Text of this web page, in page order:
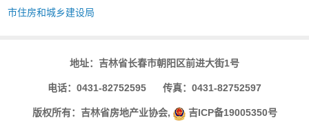
市住房和城乡建设局
地址：吉林省长春市朝阳区前进大街1号
电话：0431-82752595 传真：0431-82752597
版权所有：吉林省房地产业协会, 吉ICP备19005350号